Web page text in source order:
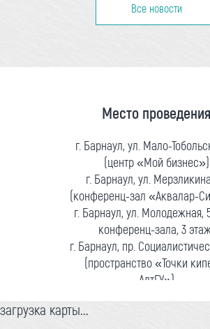
Все новости
Место проведения
г. Барнаул, ул. Мало-
(центр «Мой бизнес»)
г. Барнаул, ул.
(конференц-зал «Аквалар-
г. Барнаул, ул. Молодежная,
конференц-зала, 3
г. Барнаул, пр.
(пространство «Точки
АлтГУ»)
загрузка карты...